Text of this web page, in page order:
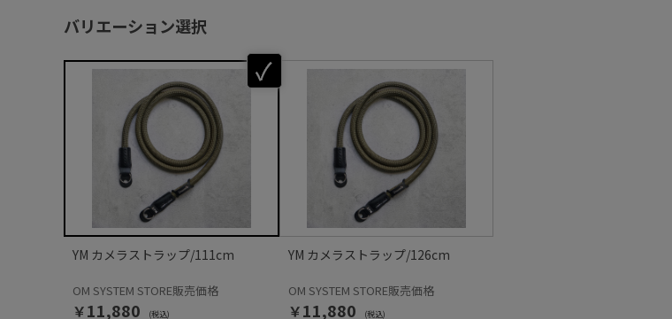
バリエーション選択
YM カメラストラップ/111cm
OM SYSTEM STORE販売価格
￥11,880 (税込)
YM カメラストラップ/126cm
OM SYSTEM STORE販売価格
￥11,880 (税込)